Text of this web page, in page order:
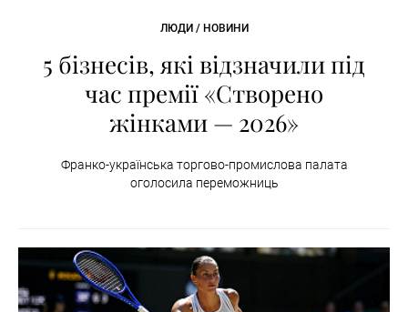
ЛЮДИ / НОВИНИ
5 бізнесів, які відзначили під
час премії «Створено
жінками — 2026»
Франко-українська торгово-промислова палата
оголосила переможниць